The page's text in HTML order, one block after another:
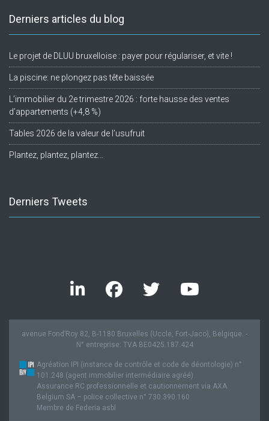
Derniers articles du blog
Le projet de DLUU bruxelloise : payer pour régulariser, et vite !
La piscine: ne plongez pas tête baissée
L’immobilier du 2e trimestre 2026 : forte hausse des ventes
d’appartements (+4,8 %)
Tables 2026 de la valeur de l’usufruit
Plantez, plantez, plantez…
Derniers Tweets
avenue Fond’Roy 82, B-1180 Bruxelles (Uccle, Fort-Jaco), Belgique. -
N° entreprise: TVA BE0425.187.424
Agréation IPI (instance de contrôle et code de déontologie) n°
101.248 (agent immobilier intermédiaire agréé).
Assurance RC professionnelle et cautionnement via AXA
Belgium SA – police collective n° 730.390.160
Membre de Federia asbl